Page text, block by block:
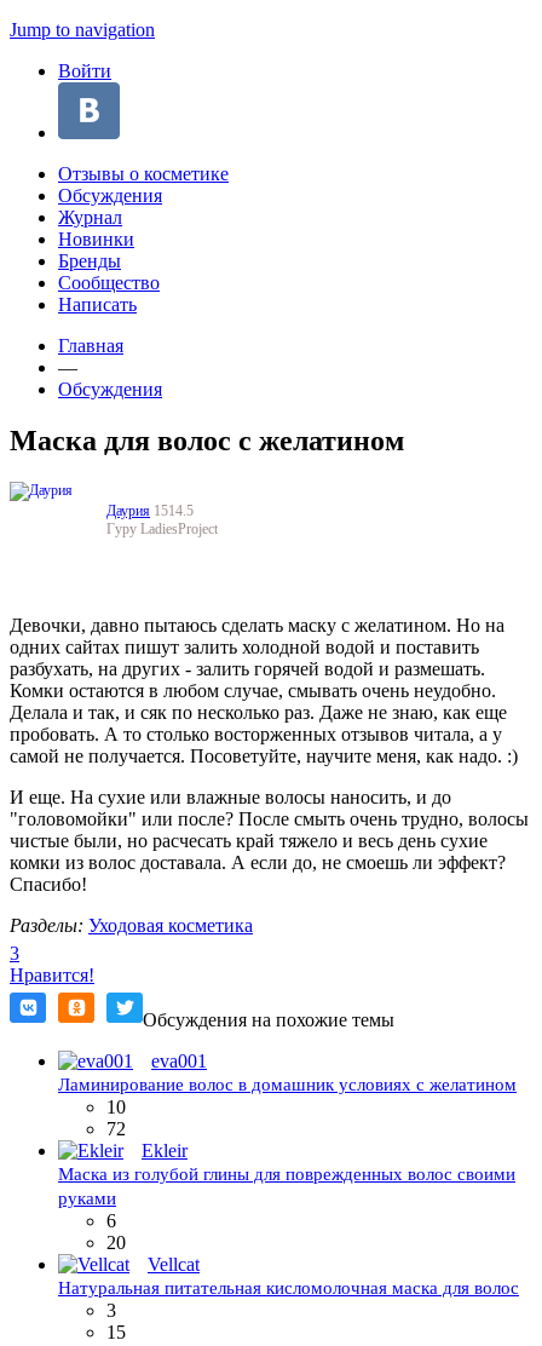
Jump to navigation
Войти
Отзывы о косметике
Обсуждения
Журнал
Новинки
Бренды
Сообщество
Написать
Главная
—
Обсуждения
Маска для волос с желатином
Даурия 1514.5
Гуру LadiesProject
Девочки, давно пытаюсь сделать маску с желатином. Но на
одних сайтах пишут залить холодной водой и поставить
разбухать, на других - залить горячей водой и размешать.
Комки остаются в любом случае, смывать очень неудобно.
Делала и так, и сяк по несколько раз. Даже не знаю, как еще
пробовать. А то столько восторженных отзывов читала, а у
самой не получается. Посоветуйте, научите меня, как надо. :)
И еще. На сухие или влажные волосы наносить, и до
"головомойки" или после? После смыть очень трудно, волосы
чистые были, но расчесать край тяжело и весь день сухие
комки из волос доставала. А если до, не смоешь ли эффект?
Спасибо!
Разделы: Уходовая косметика
3
Нравится!
Обсуждения на похожие темы
eva001
Ламинирование волос в домашник условиях с желатином
10
72
Ekleir
Маска из голубой глины для поврежденных волос своими
руками
6
20
Vellcat
Натуральная питательная кисломолочная маска для волос
3
15